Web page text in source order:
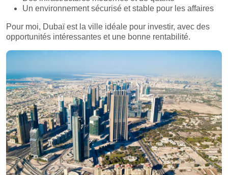
Un environnement sécurisé et stable pour les affaires
Pour moi, Dubaï est la ville idéale pour investir, avec des
opportunités intéressantes et une bonne rentabilité.